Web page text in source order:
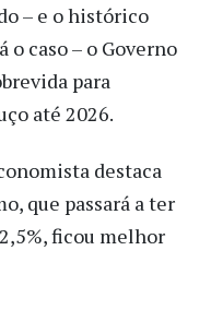
– e o histórico
caso – o Governo
para
até 2026.
destaca
que passará a ter
ficou melhor